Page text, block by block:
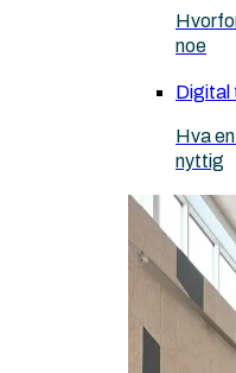
noe
Digital
Hva
nyttig